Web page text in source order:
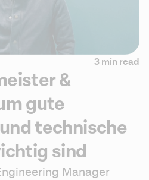
3 min read
&
gute
technische
sind
Manager